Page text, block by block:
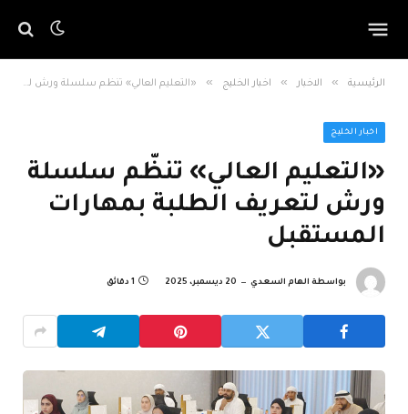
الرئيسية » الاخبار » اخبار الخليج » «التعليم العالي» تنظّم سلسلة ورش لتعريف الطلبة بمهارات المستقبل
اخبار الخليج
«التعليم العالي» تنظّم سلسلة
ورش لتعريف الطلبة بمهارات
المستقبل
بواسطة الهام السعدي 20 ديسمبر، 2025 1 دقائق